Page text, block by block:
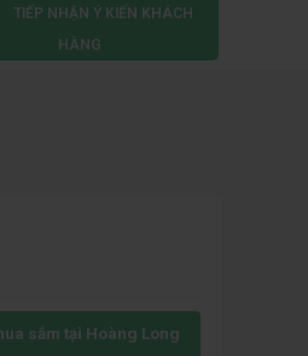
TIẾP NHẬN Ý KIẾN KHÁCH
HÀNG
sắm tại Hoàng Long